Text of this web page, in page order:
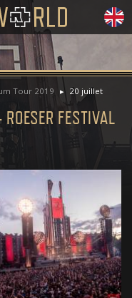
Tour 2019
20 juillet
FESTIVAL